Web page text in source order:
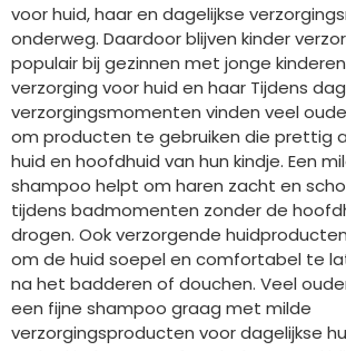
voor huid, haar en dagelijkse
onderweg. Daardoor blijven kinder
populair bij gezinnen met jonge
verzorging voor huid en haar Tijdens
verzorgingsmomenten vinden veel
om producten te gebruiken die prettig
huid en hoofdhuid van hun kindje. Een
shampoo helpt om haren zacht en
tijdens badmomenten zonder de
drogen. Ook verzorgende
om de huid soepel en comfortabel te
na het badderen of douchen. Veel
een fijne shampoo graag met milde
verzorgingsproducten voor dagelijkse